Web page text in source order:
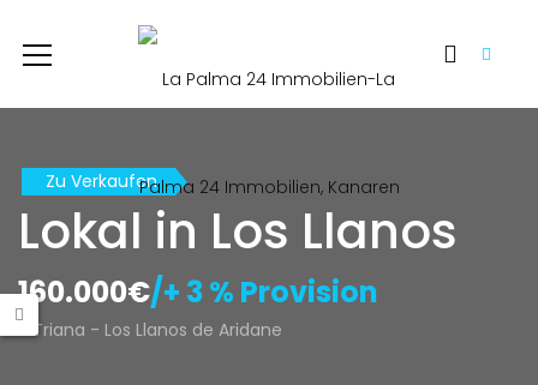
Zu Verkaufen
Lokal in Los Llanos
160.000€/+ 3 % Provision
Triana - Los Llanos de Aridane